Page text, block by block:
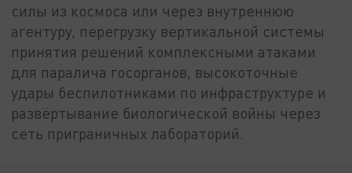
силы из космоса или через внутреннюю
агентуру, перегрузку вертикальной системы
принятия решений комплексными атаками
для паралича госорганов, высокоточные
удары беспилотниками по инфраструктуре и
развёртывание биологической войны через
сеть приграничных лабораторий.